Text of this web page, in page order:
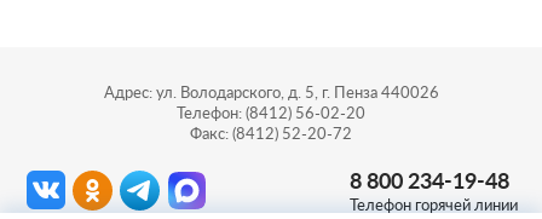
Адрес: ул. Володарского, д. 5, г. Пенза 440026
Телефон: (8412) 56-02-20
Факс: (8412) 52-20-72
8 800 234-19-48
Телефон горячей линии